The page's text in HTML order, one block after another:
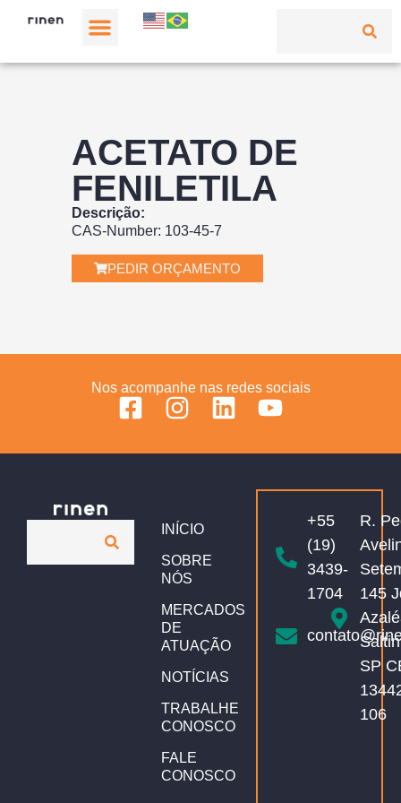
ACETATO DE
FENILETILA
Descrição:
CAS-Number: 103-45-7
PEDIR ORÇAMENTO
Nos acompanhe nas redes sociais
INÍCIO
SOBRE
NÓS
MERCADOS
DE
ATUAÇÃO
NOTÍCIAS
TRABALHE
CONOSCO
FALE
CONOSCO
+55
(19)
3439-
1704
R.
145
SP
106